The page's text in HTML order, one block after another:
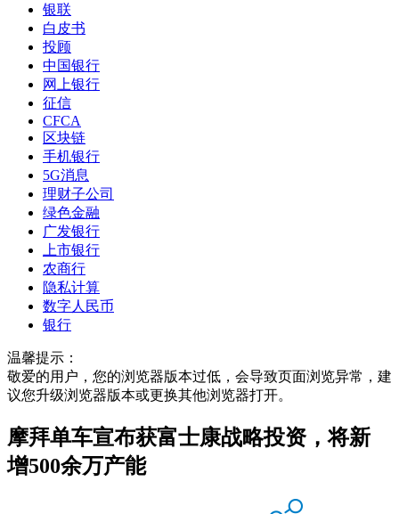
银联
白皮书
投顾
中国银行
网上银行
征信
CFCA
区块链
手机银行
5G消息
理财子公司
绿色金融
广发银行
上市银行
农商行
隐私计算
数字人民币
银行
温馨提示：
敬爱的用户，您的浏览器版本过低，会导致页面浏览异常，建
议您升级浏览器版本或更换其他浏览器打开。
摩拜单车宣布获富士康战略投资，将新
增500余万产能